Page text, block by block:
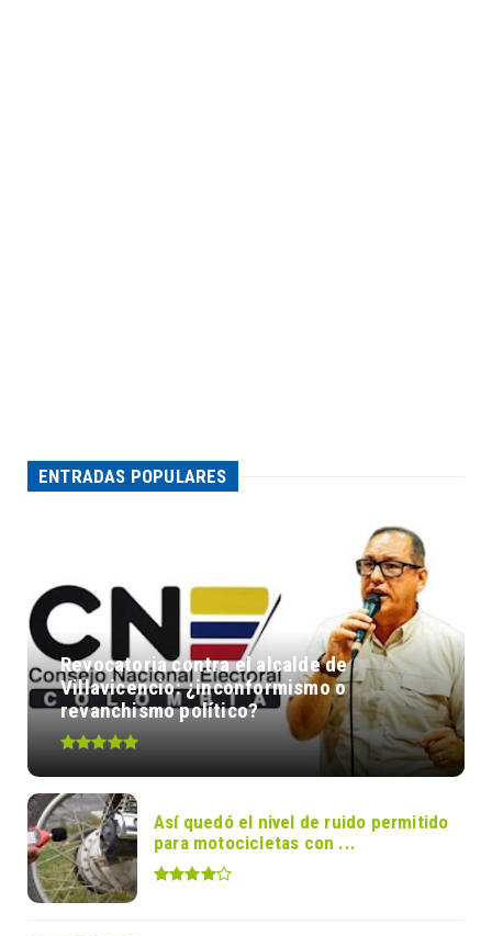
ENTRADAS POPULARES
Revocatoria contra el alcalde de
Villavicencio: ¿inconformismo o
revanchismo político?
Así quedó el nivel de ruido permitido
para motocicletas con ...